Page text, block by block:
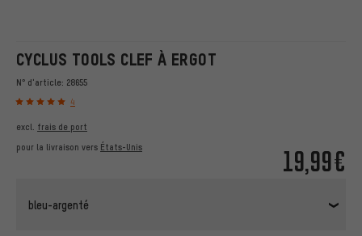
CYCLUS TOOLS CLEF À ERGOT
N° d'article: 28655
4
19,99€
excl. frais de port
pour la livraison vers États-Unis
bleu-argenté